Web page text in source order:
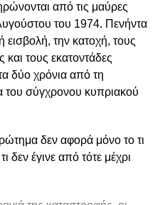
πολιτική
μπορεί θεμιτά να
πολιτικές, κοινωνικά
ή συγκεκριμένες
επίσης να ασκεί κριτική
με αιρετούς
σε διαδικασίες δημόσιας
αποτελεσματική συμμετοχή
συστατικό στοιχείο της
Η πολιτική
αναιρεί την ανεξαρτησία
από τις μαύρες
του 1974. Πενήντα
εισβολή, την κατοχή, τους
τους εκατοντάδες
δύο χρόνια από τη
του σύγχρονου κυπριακού
δεν αφορά μόνο το τι
δεν έγινε από τότε μέχρι